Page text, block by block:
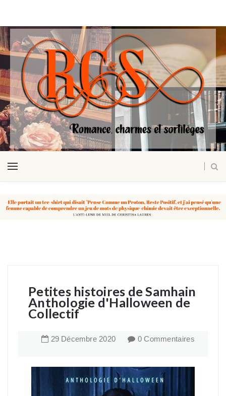
Petites histoires de Samhain
Anthologie d'Halloween de
Collectif
29 Décembre 2020 0 Commentaires